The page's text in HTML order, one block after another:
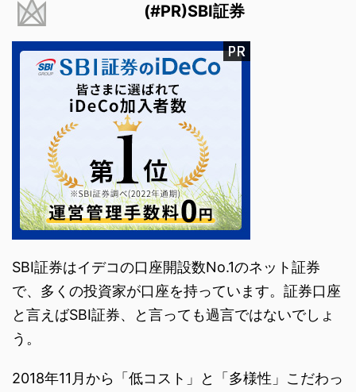
(#PR)SBI証券
SBI証券はイデコの口座開設数No.1のネット証券
で、多くの投資家が口座を持っています。証券口座
と言えばSBI証券、と言っても過言ではないでしょ
う。
2018年11月から「低コスト」と「多様性」こだわっ